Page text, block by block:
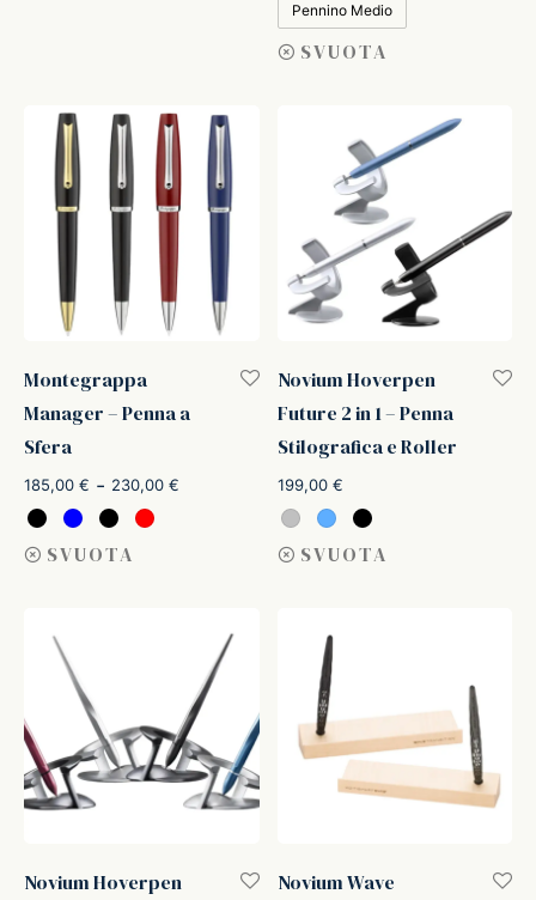
Pennino Medio
SVUOTA
Montegrappa
Manager – Penna a
Sfera
185,00 € - 230,00 €
230,00 €
SVUOTA
Novium Hoverpen
Future 2 in 1 – Penna
Stilografica e Roller
199,00 €
SVUOTA
Novium Hoverpen
Novium Wave